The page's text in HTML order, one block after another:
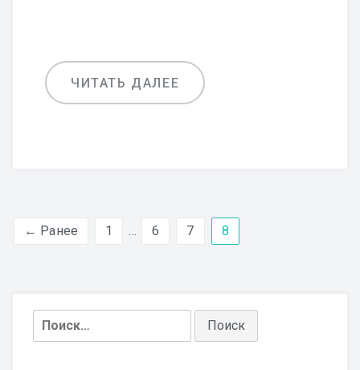
ЧИТАТЬ ДАЛЕЕ
← Ранее 1 … 6 7 8
Найти: